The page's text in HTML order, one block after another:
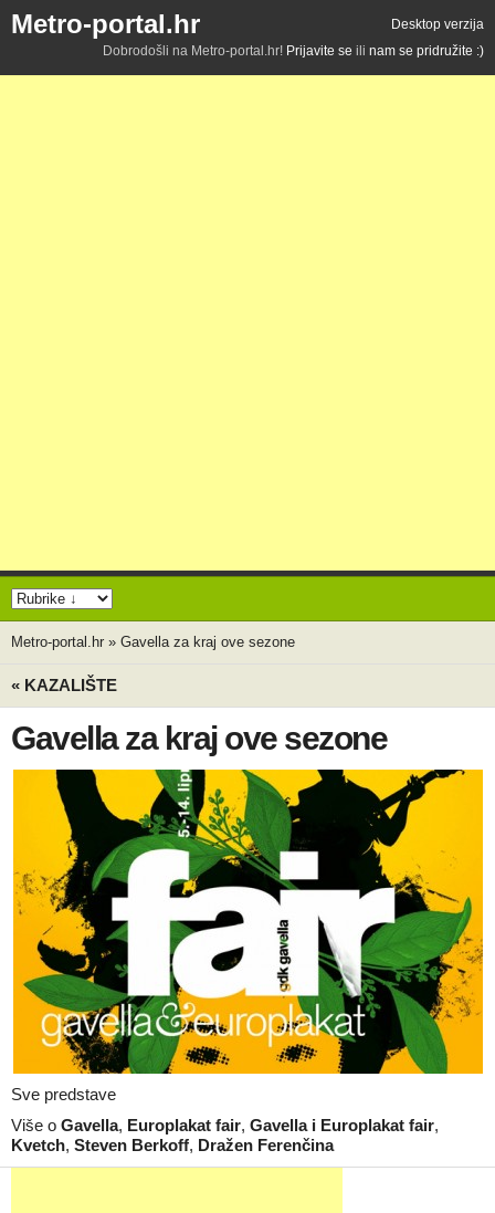
Metro-portal.hr
Desktop verzija
Dobrodošli na Metro-portal.hr! Prijavite se ili nam se pridružite :)
Metro-portal.hr » Gavella za kraj ove sezone
« KAZALIŠTE
Gavella za kraj ove sezone
Sve predstave
Više o Gavella, Europlakat fair, Gavella i Europlakat fair,
Kvetch, Steven Berkoff, Dražen Ferenčina